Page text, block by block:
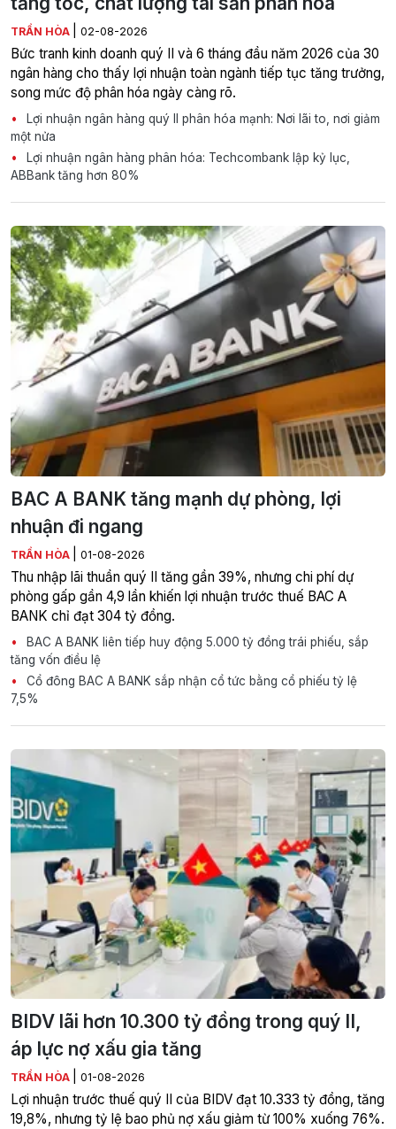
TRẦN HÒA 02-08-2026
Bức tranh kinh doanh quý II và 6 tháng đầu năm 2026 của 30
ngân hàng cho thấy lợi nhuận toàn ngành tiếp tục tăng trưởng,
song mức độ phân hóa ngày càng rõ.
Lợi nhuận ngân hàng quý II phân hóa mạnh: Nơi lãi to, nơi giảm
một nửa
Lợi nhuận ngân hàng phân hóa: Techcombank lập kỷ lục,
ABBank tăng hơn 80%
BAC A BANK tăng mạnh dự phòng, lợi
nhuận đi ngang
TRẦN HÒA 01-08-2026
Thu nhập lãi thuần quý II tăng gần 39%, nhưng chi phí dự
phòng gấp gần 4,9 lần khiến lợi nhuận trước thuế BAC A
BANK chỉ đạt 304 tỷ đồng.
BAC A BANK liên tiếp huy động 5.000 tỷ đồng trái phiếu, sắp
tăng vốn điều lệ
Cổ đông BAC A BANK sắp nhận cổ tức bằng cổ phiếu tỷ lệ
7,5%
BIDV lãi hơn 10.300 tỷ đồng trong quý II,
áp lực nợ xấu gia tăng
TRẦN HÒA 01-08-2026
Lợi nhuận trước thuế quý II của BIDV đạt 10.333 tỷ đồng, tăng
19,8%, nhưng tỷ lệ bao phủ nợ xấu giảm từ 100% xuống 76%.